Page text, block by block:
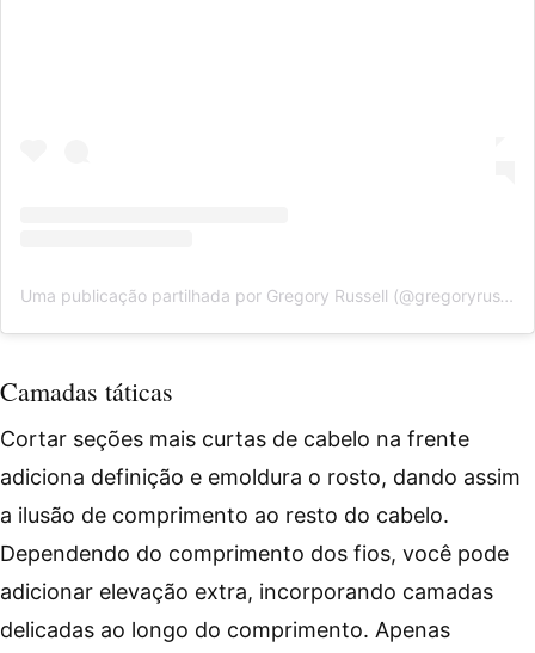
Uma publicação partilhada por Gregory Russell (@gregoryrussellhair)
Camadas táticas
Cortar seções mais curtas de cabelo na frente
adiciona definição e emoldura o rosto, dando assim
a ilusão de comprimento ao resto do cabelo.
Dependendo do comprimento dos fios, você pode
adicionar elevação extra, incorporando camadas
delicadas ao longo do comprimento. Apenas